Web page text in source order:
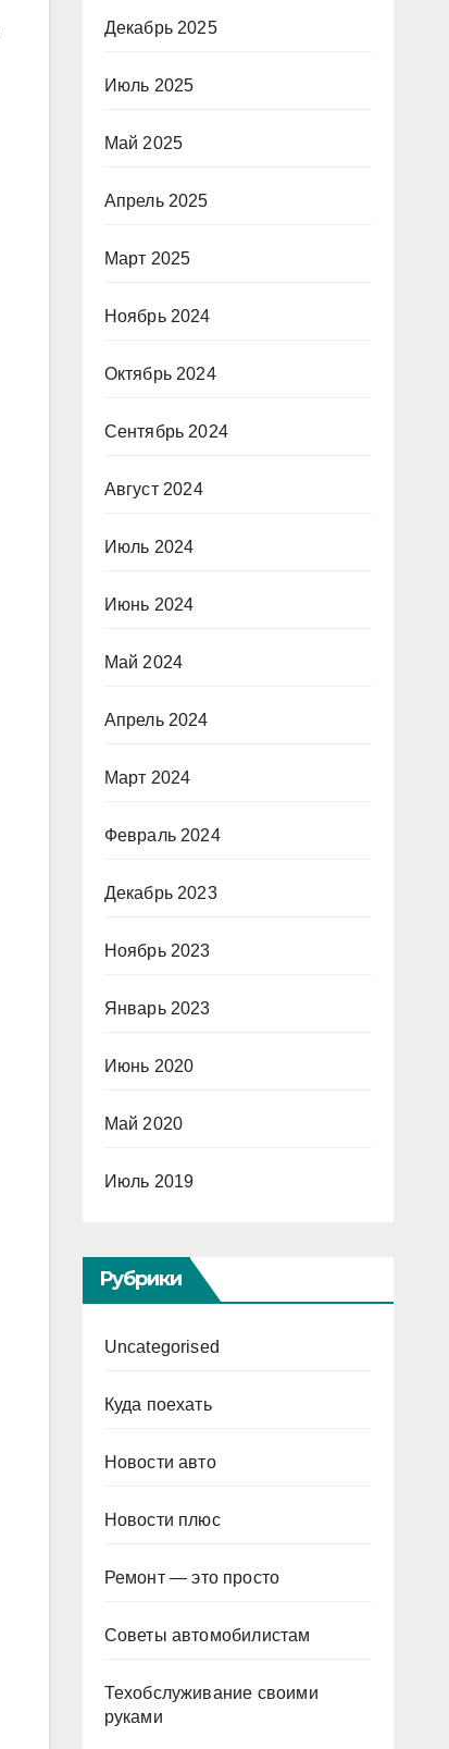
Декабрь 2025
Июль 2025
Май 2025
Апрель 2025
Март 2025
Ноябрь 2024
Октябрь 2024
Сентябрь 2024
Август 2024
Июль 2024
Июнь 2024
Май 2024
Апрель 2024
Март 2024
Февраль 2024
Декабрь 2023
Ноябрь 2023
Январь 2023
Июнь 2020
Май 2020
Июль 2019
Рубрики
Uncategorised
Куда поехать
Новости авто
Новости плюс
Ремонт — это просто
Советы автомобилистам
Техобслуживание своими
руками